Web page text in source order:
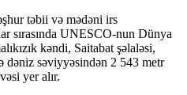
təbii və mədəni irs
sırasında UNESCO-nun Dünya
kəndi, Saitabat şəlaləsi,
səviyyəsindən 2 543 metr
yer alır.